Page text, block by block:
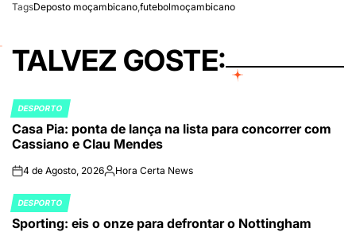
TagsDeposto moçambicano,futebolmoçambicano
TALVEZ GOSTE:
POSTED
IN
DESPORTO
Casa Pia: ponta de lança na lista para concorrer com
Cassiano e Clau Mendes
on4 de Agosto, 2026Publicado
Hora Certa News
POSTED
IN
DESPORTO
Sporting: eis o onze para defrontar o Nottingham